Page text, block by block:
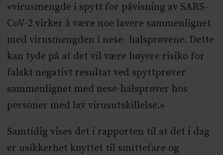
«virusmengde i spytt for påvisning av SARS-
CoV-2 virker å være noe lavere sammenlignet
med virusmengden i nese- halsprøvene. Dette
kan tyde på at det vil være høyere risiko for
falskt negativt resultat ved spyttprøver
sammenlignet med nese-halsprøver hos
personer med lav virusutskillelse.»
Samtidig vises det i rapporten til at det i dag
er usikkerhet knyttet til smittefare og